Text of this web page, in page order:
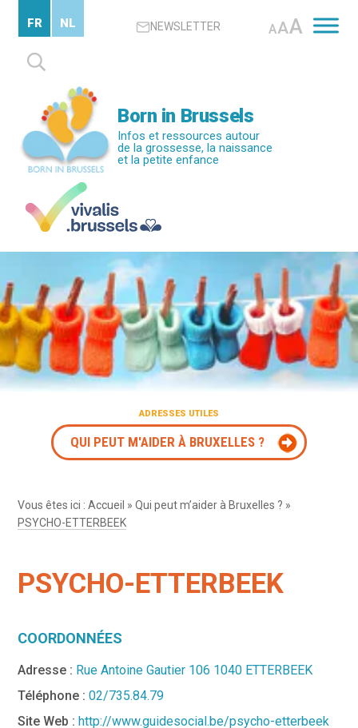
contenu
principal
NEWSLETTER AAA
Rechercher :
FR NL
Born in Brussels
Infos et ressources autour
de la grossesse, la naissance
et la petite enfance
ADRESSES UTILES
QUI PEUT M'AIDER À BRUXELLES ?
Vous êtes ici :Accueil »Qui peut m’aider à Bruxelles ? »
PSYCHO-ETTERBEEK
PSYCHO-ETTERBEEK
COORDONNÉES
Adresse : Rue Antoine Gautier 106 1040 ETTERBEEK
Téléphone :02/735.84.79
Site Web : http://www.guidesocial.be/psycho-etterbeek